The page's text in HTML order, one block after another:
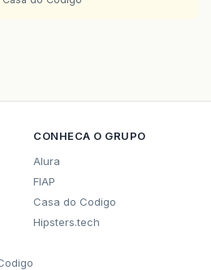
CONHECA O GRUPO
Alura
FIAP
Casa do Codigo
Hipsters.tech